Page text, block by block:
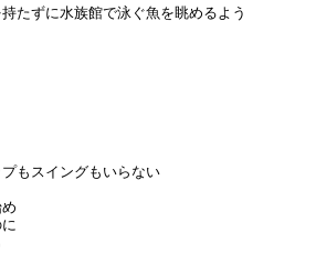
たずに水族館で泳ぐ魚を眺めるよう
もスイングもいらない
め
に